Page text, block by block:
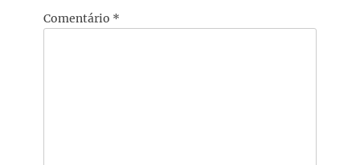
Comentário *